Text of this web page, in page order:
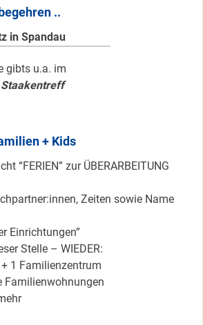
..
in Spandau
gibts u.a. im
+ Kids
“FERIEN” zur ÜBERARBEITUNG
Zeiten sowie Name
Einrichtungen”
Stelle – WIEDER:
1 Familienzentrum
Familienwohnungen